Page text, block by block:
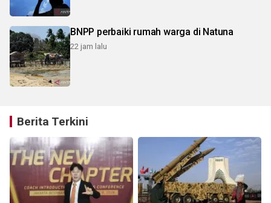
BNPP perbaiki rumah warga di Natuna
22 jam lalu
Berita Terkini